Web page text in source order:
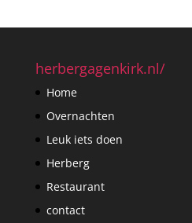
herbergagenkirk.nl/
Home
Overnachten
Leuk iets doen
Herberg
Restaurant
contact